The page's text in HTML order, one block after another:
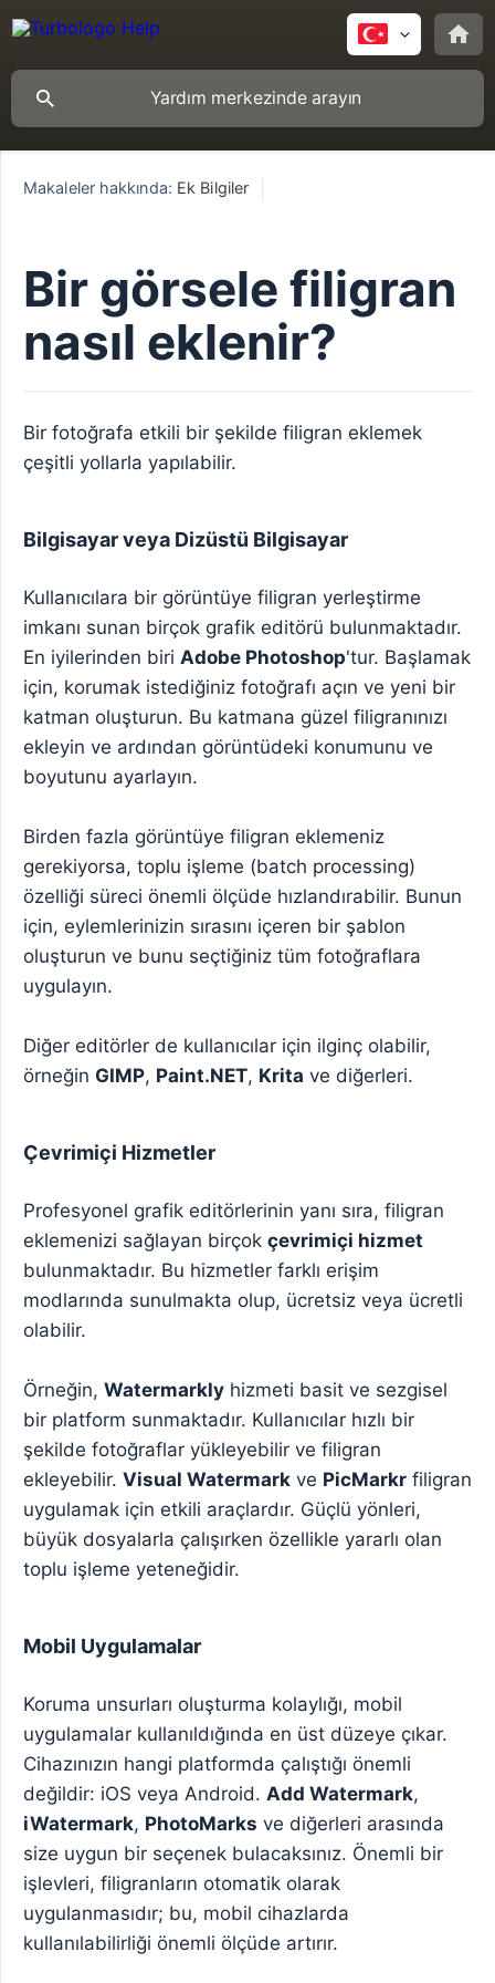
Makaleler hakkında: Ek Bilgiler
Bir görsele filigran
nasıl eklenir?
Bir fotoğrafa etkili bir şekilde filigran eklemek
çeşitli yollarla yapılabilir.
Bilgisayar veya Dizüstü Bilgisayar
Kullanıcılara bir görüntüye filigran yerleştirme
imkanı sunan birçok grafik editörü bulunmaktadır.
En iyilerinden biri Adobe Photoshop'tur. Başlamak
için, korumak istediğiniz fotoğrafı açın ve yeni bir
katman oluşturun. Bu katmana güzel filigranınızı
ekleyin ve ardından görüntüdeki konumunu ve
boyutunu ayarlayın.
Birden fazla görüntüye filigran eklemeniz
gerekiyorsa, toplu işleme (batch processing)
özelliği süreci önemli ölçüde hızlandırabilir. Bunun
için, eylemlerinizin sırasını içeren bir şablon
oluşturun ve bunu seçtiğiniz tüm fotoğraflara
uygulayın.
Diğer editörler de kullanıcılar için ilginç olabilir,
örneğin GIMP, Paint.NET, Krita ve diğerleri.
Çevrimiçi Hizmetler
Profesyonel grafik editörlerinin yanı sıra, filigran
eklemenizi sağlayan birçok çevrimiçi hizmet
bulunmaktadır. Bu hizmetler farklı erişim
modlarında sunulmakta olup, ücretsiz veya ücretli
olabilir.
Örneğin, Watermarkly hizmeti basit ve sezgisel
bir platform sunmaktadır. Kullanıcılar hızlı bir
şekilde fotoğraflar yükleyebilir ve filigran
ekleyebilir. Visual Watermark ve PicMarkr filigran
uygulamak için etkili araçlardır. Güçlü yönleri,
büyük dosyalarla çalışırken özellikle yararlı olan
toplu işleme yeteneğidir.
Mobil Uygulamalar
Koruma unsurları oluşturma kolaylığı, mobil
uygulamalar kullanıldığında en üst düzeye çıkar.
Cihazınızın hangi platformda çalıştığı önemli
değildir: iOS veya Android. Add Watermark,
iWatermark, PhotoMarks ve diğerleri arasında
size uygun bir seçenek bulacaksınız. Önemli bir
işlevleri, filigranların otomatik olarak
uygulanmasıdır; bu, mobil cihazlarda
kullanılabilirliği önemli ölçüde artırır.